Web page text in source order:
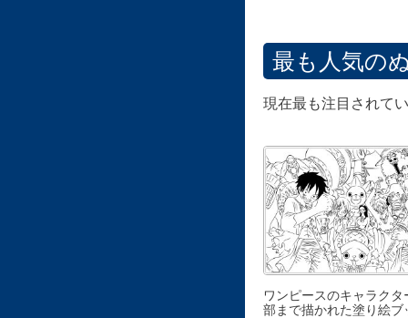
最も人気の
現在最も注目されて
ワンピースのキャラクタ
部まで描かれた塗り絵ブ